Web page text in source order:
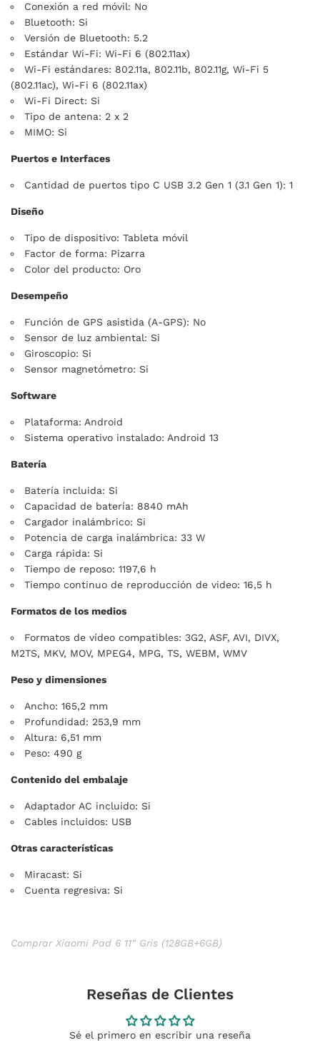
Conexión a red móvil: No
Bluetooth: Si
Versión de Bluetooth: 5.2
Estándar Wi-Fi: Wi-Fi 6 (802.11ax)
Wi-Fi estándares: 802.11a, 802.11b, 802.11g, Wi-Fi 5
(802.11ac), Wi-Fi 6 (802.11ax)
Wi-Fi Direct: Si
Tipo de antena: 2 x 2
MIMO: Si
Puertos e Interfaces
Cantidad de puertos tipo C USB 3.2 Gen 1 (3.1 Gen 1): 1
Diseño
Tipo de dispositivo: Tableta móvil
Factor de forma: Pizarra
Color del producto: Oro
Desempeño
Función de GPS asistida (A-GPS): No
Sensor de luz ambiental: Si
Giroscopio: Si
Sensor magnetómetro: Si
Software
Plataforma: Android
Sistema operativo instalado: Android 13
Batería
Batería incluida: Si
Capacidad de batería: 8840 mAh
Cargador inalámbrico: Si
Potencia de carga inalámbrica: 33 W
Carga rápida: Si
Tiempo de reposo: 1197,6 h
Tiempo continuo de reproducción de video: 16,5 h
Formatos de los medios
Formatos de vídeo compatibles: 3G2, ASF, AVI, DIVX,
M2TS, MKV, MOV, MPEG4, MPG, TS, WEBM, WMV
Peso y dimensiones
Ancho: 165,2 mm
Profundidad: 253,9 mm
Altura: 6,51 mm
Peso: 490 g
Contenido del embalaje
Adaptador AC incluido: Si
Cables incluidos: USB
Otras características
Miracast: Si
Cuenta regresiva: Si
Comprar Xiaomi Pad 6 11" Gris (128GB+6GB)
Reseñas de Clientes
Sé el primero en escribir una reseña